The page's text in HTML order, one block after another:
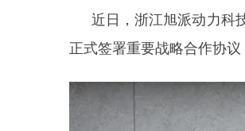
近日，浙江旭派动力科
正式签署重要战略合作协